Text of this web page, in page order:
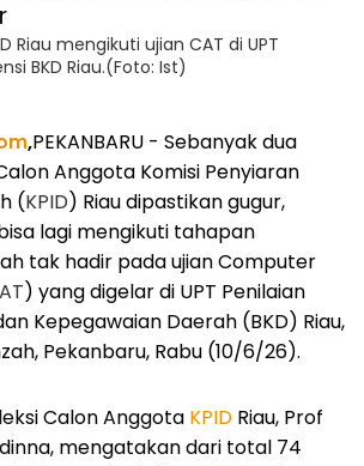
Riau mengikuti ujian CAT di UPT
BKD Riau.(Foto: Ist)
,PEKANBARU - Sebanyak dua
Anggota Komisi Penyiaran
(KPID) Riau dipastikan gugur,
lagi mengikuti tahapan
tak hadir pada ujian Computer
) yang digelar di UPT Penilaian
Kepegawaian Daerah (BKD) Riau,
Pekanbaru, Rabu (10/6/26).
Calon Anggota KPID Riau, Prof
mengatakan dari total 74